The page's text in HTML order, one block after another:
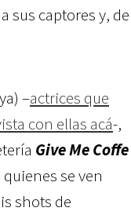
sus captores y, de
–actrices que
con ellas acá-,
Give Me Coffe
se ven
shots de